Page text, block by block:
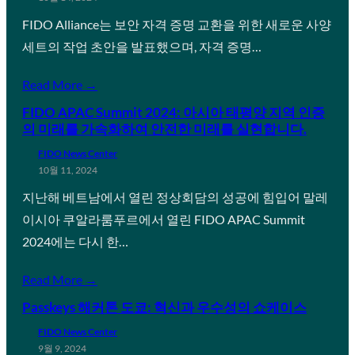
FIDO Alliance는 보안 자격 증명 교환을 위한 새로운 사양
세트의 작업 초안을 발표했으며, 자격 증명…
Read More →
FIDO APAC Summit 2024: 아시아 태평양 지역 인증
의 미래를 가속화하여 안전한 미래를 실현합니다.
FIDO News Center
10월 11, 2024
지난해 베트남에서 열린 정상회담의 성공에 힘입어 말레
이시아 쿠알라룸푸르에서 열린 FIDO APAC Summit
2024에는 다시 한…
Read More →
Passkeys 해커톤 도쿄: 혁신과 우수성의 쇼케이스
FIDO News Center
9월 9, 2024